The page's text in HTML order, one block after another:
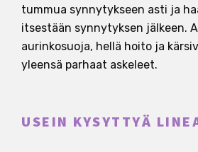
tummua synnytykseen asti ja
itsestään synnytyksen jälkeen.
aurinkosuoja, hellä hoito ja
yleensä parhaat askeleet.
USEIN KYSYTTYÄ